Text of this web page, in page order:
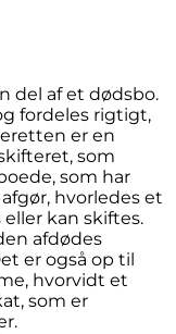
del af et dødsbo.
fordeles rigtigt,
er en
som
som har
hvorledes et
kan skiftes.
afdødes
er også op til
hvorvidt et
som er